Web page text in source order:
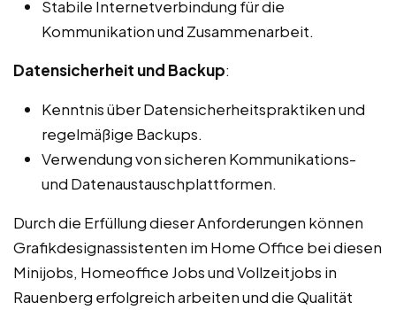
Stabile Internetverbindung für die
Kommunikation und Zusammenarbeit.
Datensicherheit und Backup:
Kenntnis über Datensicherheitspraktiken und
regelmäßige Backups.
Verwendung von sicheren Kommunikations-
und Datenaustauschplattformen.
Durch die Erfüllung dieser Anforderungen können
Grafikdesignassistenten im Home Office bei diesen
Minijobs, Homeoffice Jobs und Vollzeitjobs in
Rauenberg erfolgreich arbeiten und die Qualität